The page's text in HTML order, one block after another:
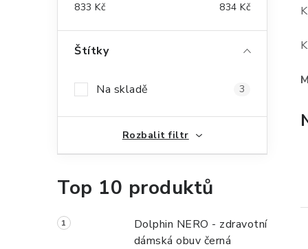
t
n
í
p
n
833 Kč 834 Kč
Štítky
Na skladě 3
Rozbalit filtr
Top 10 produktů
Dolphin NERO - zdravotní
dámská obuv černá